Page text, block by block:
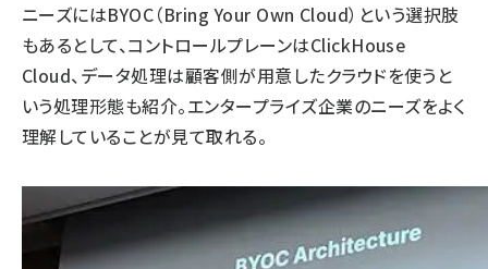
ニーズにはBYOC（Bring Your Own Cloud）という選択肢
もあるとして、コントロールプレーンはClickHouse
Cloud、データ処理は顧客側が用意したクラウドを使うと
いう処理形態も紹介。エンタープライズ企業のニーズをよく
理解していることが見て取れる。